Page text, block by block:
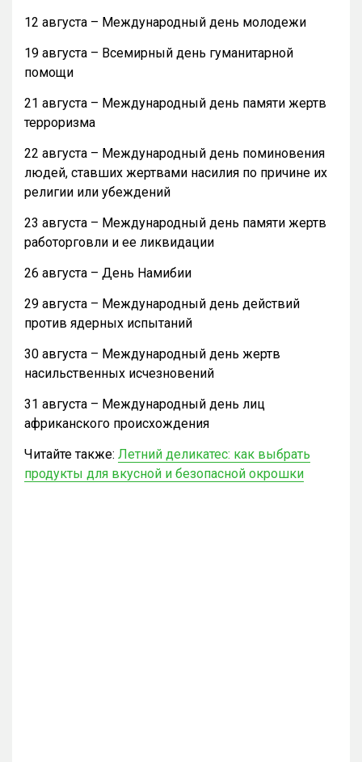
12 августа – Международный день молодежи
19 августа – Всемирный день гуманитарной
помощи
21 августа – Международный день памяти жертв
терроризма
22 августа – Международный день поминовения
людей, ставших жертвами насилия по причине их
религии или убеждений
23 августа – Международный день памяти жертв
работорговли и ее ликвидации
26 августа – День Намибии
29 августа – Международный день действий
против ядерных испытаний
30 августа – Международный день жертв
насильственных исчезновений
31 августа – Международный день лиц
африканского происхождения
Читайте также: Летний деликатес: как выбрать
продукты для вкусной и безопасной окрошки